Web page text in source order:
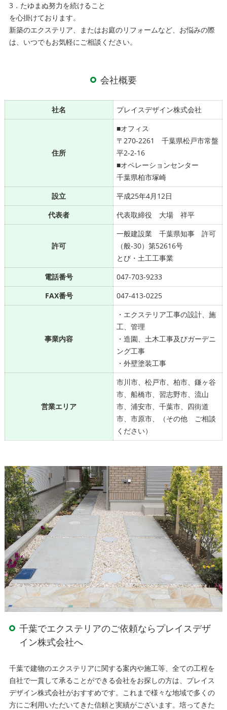
3．たゆまぬ努力を続けること
を心掛けております。
新築のエクステリア、またはお庭のリフォームなど、お悩みの際
は、いつでもお気軽にご相談ください。
会社概要
社名 プレイスデザイン株式会社
住所
■オフィス
〒270-2261 千葉県松戸市常盤
平2-2-16
■オペレーションセンター
千葉県柏市塚崎
設立
平成25年4月12日
代表者
代表取締役 大場 祥平
許可
一般建設業 千葉県知事 許可
（般-30）第52616号
とび・土工工事業
電話番号
047-703-9233
FAX番号
047-413-0225
事業内容
・エクステリア工事の設計、施
工、管理
・造園、土木工事及びガーデニ
ング工事
・外壁塗装工事
営業エリア
市川市、松戸市、柏市、鎌ヶ谷
市、船橋市、習志野市、流山
市、浦安市、千葉市、四街道
市、市原市、（その他 ご相談
ください）
千葉でエクステリアのご依頼ならプレイスデザ
イン株式会社へ
千葉で建物のエクステリアに関する案内や施工等、全ての工程を
自社で一貫して承ることができる会社をお探しの方は、プレイス
デザイン株式会社がおすすめです。これまで様々な地域で多くの
方にご利用いただいてきた信頼と実績がございます。培ってきた